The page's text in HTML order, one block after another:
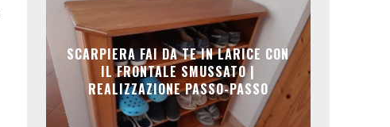
SCARPIERA FAI DA TE IN LARICE CON
IL FRONTALE SMUSSATO |
REALIZZAZIONE PASSO-PASSO